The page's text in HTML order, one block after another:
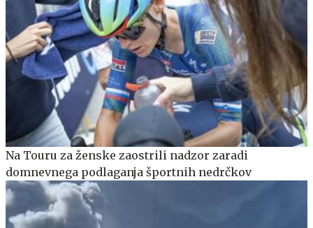
Na Touru za ženske zaostrili nadzor zaradi
domnevnega podlaganja športnih nedrčkov